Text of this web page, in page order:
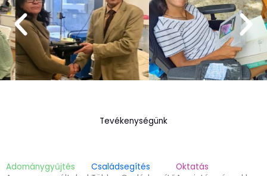
Tevékenységünk
Adománygyűjtés
Családsegítés
Oktatás